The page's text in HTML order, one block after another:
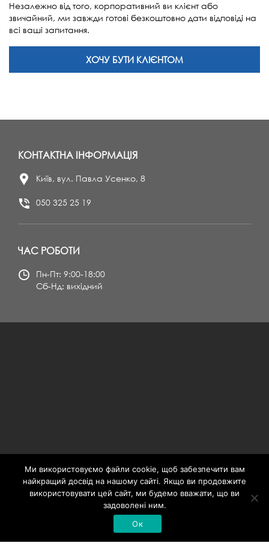
Незалежно від того, корпоративний ви клієнт або
звичайний, ми завжди готові безкоштовно дати відповіді на
всі ваші запитання.
ХОЧУ БУТИ КЛІЄНТОМ
КОНТАКТНА ІНФОРМАЦІЯ
Київ, вул. Павла Усенко, 8
050 325 25 19
ЧАС РОБОТИ
Пн-Пт: 9:00-18:00
Сб-Нд: вихідний
Ми використовуємо файли cookie, щоб забезпечити вам
найкращий досвід на нашому сайті. Якщо ви продовжите
використовувати цей сайт, ми будемо вважати, що ви
задоволені ним.
Ок